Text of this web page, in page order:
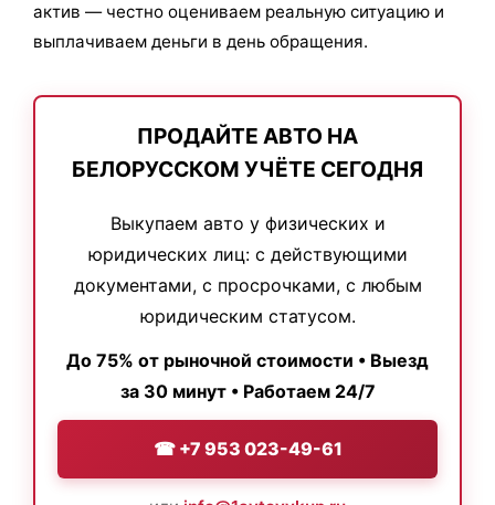
актив — честно оцениваем реальную ситуацию и
выплачиваем деньги в день обращения.
ПРОДАЙТЕ АВТО НА
БЕЛОРУССКОМ УЧЁТЕ СЕГОДНЯ
Выкупаем авто у физических и
юридических лиц: с действующими
документами, с просрочками, с любым
юридическим статусом.
До 75% от рыночной стоимости • Выезд
за 30 минут • Работаем 24/7
☎ +7 953 023-49-61